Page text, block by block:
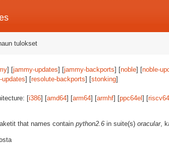
tulokset
] [jammy-updates] [jammy-backports] [noble] [noble-
updates] [resolute-backports] [stonking]
[i386] [amd64] [arm64] [armhf] [ppc64el ] [riscv64
that names contain python2.6 in suite(s) oracular,